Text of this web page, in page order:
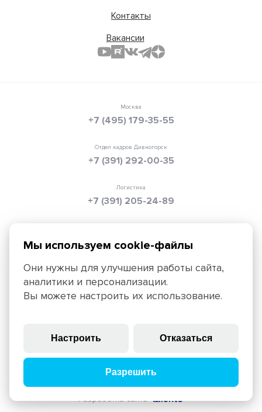
Контакты
Вакансии
Москва
+7 (495) 179-35-55
Отдел кадров Дивногорск
+7 (391) 292-00-35
Логистика
+7 (391) 205-24-89
info@texpolimer.ru
Красноярск, 660099, ул. Ады Лебедевой, 152,
производитель геосинтетических материалов
Разработка сайта
Мы используем cookie-файлы
Они нужны для улучшения работы сайта,
аналитики и персонализации.
Вы можете настроить их использование.
Настроить Отказаться
Разрешить